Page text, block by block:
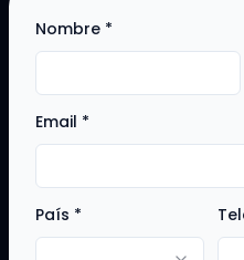
Nombre *
Email *
País *